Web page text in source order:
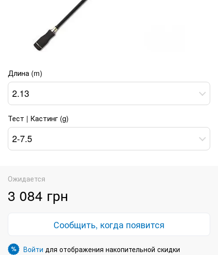
Длина (m)
2.13
Тест | Кастинг (g)
2-7.5
Ожидается
3 084 грн
Сообщить, когда появится
% Войти для отображения накопительной скидки